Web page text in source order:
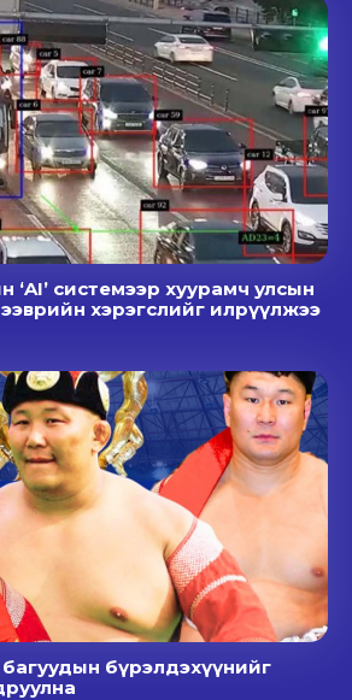
‘AI’ системээр хуурамч улсын
хэрэгслийг илрүүлжээ
бүрэлдэхүүнийг